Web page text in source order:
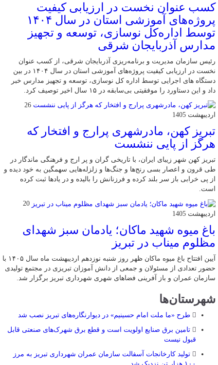
کسب عنوان نخست در ارزیابی کیفیت
پروژه‌های آموزشی استان در سال ۱۴۰۴
توسط اداره‌کل نوسازی، توسعه و تجهیز
مدارس آذربایجان شرقی
رئیس سازمان مدیریت و برنامه‌ریزی آذربایجان شرقی، از کسب عنوان
نخست در ارزیابی کیفیت پروژه‌های آموزشی استان در سال ۱۴۰۴ در بین
دستگاه های اجرایی توسط اداره کل نوسازی، توسعه و تجهیز مدارس خبر
داد و این دستاورد را موفقیتی بی‌سابقه در ۱۵ سال اخیر توصیف کرد.
26
اردیبهشت 1405
تبریز کهن، مادرشهری پرارج و افتخار که
هرگز از پایی ننشست
تبریز کهن شهر زیبای ایران، با تاریخی گران و پر ارج و فرهنگی ماندگار در
طی قرون و اعصار بسی رنج‌ها و جنگ‌ها و زلزله‌هایی سهمگین به خود دیده و
از پی خرابی باز سر بلند کرده و فرزنانش را بالیده و در یادها ثبت کرده
است.
20
اردیبهشت 1405
باغ میوه شهید ماکان؛ یادمان سبز شهدای
مظلوم میناب در تبریز
آیین افتتاح باغ میوه ماکان ظهر روز شنبه نوزدهم اردیبهشت ماه سال ۱۴۰۵ با
حضور تعدادی از مسئولان و جمعی از دانش آموزان تبریزی در مجتمع تولیدی
سازمان عمران و باز آفرینی فضاهای شهری شهرداری تبریز برگزار شد.
شهرستان‌ها
طرح «ما ملت امام حسینیم» در دیوارنگاره‌های تبریز نصب شد
تامین برق صنایع اولویت است و قطع برق شهرک‌های صنعتی قابل
قبول نیست
تولید کارخانجات آسفالت سازمان عمران شهرداری تبریز به مرز